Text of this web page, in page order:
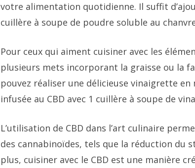
votre alimentation quotidienne. Il suffit
cuillère à soupe de poudre soluble au
Pour ceux qui aiment cuisiner avec les
plusieurs mets incorporant la graisse ou la
pouvez réaliser une délicieuse vinaigrette
infusée au CBD avec 1 cuillère à soupe de
L’utilisation de CBD dans l’art culinaire
des cannabinoïdes, tels que la réduction du
plus, cuisiner avec le CBD est une manière